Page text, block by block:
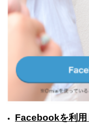
Facebookを利用